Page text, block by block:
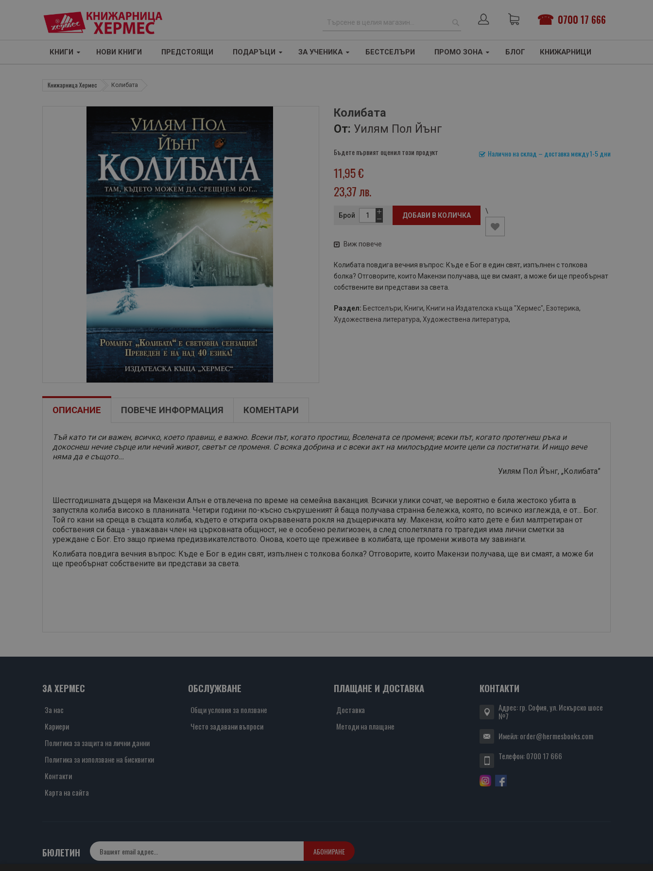
0700 17 666
р
ТЪРСЕНЕ
КНИГИ НОВИ КНИГИ ПРЕДСТОЯЩИ ПОДАРЪЦИ ЗА УЧЕНИКА БЕСТСЕЛЪРИ ПРОМО ЗОНА БЛОГ КНИЖАРНИЦИ
Книжарница Хермес Колибата
Колибата
От: Уилям Пол Йънг
Налично на склад – доставка между 1-5 дни
Бъдете първият оценил този продукт
11,95 €
23,37 лв.
Брой ДОБАВИ В КОЛИЧКА
\
Виж повече
Колибата повдига вечния въпрос: Къде е Бог в един свят, изпълнен с толкова
болка? Отговорите, които Макензи получава, ще ви смаят, а може би ще преобърнат
собствените ви представи за света.
Раздел: Бестселъри, Книги, Книги на Издателска къща "Хермес", Езотерика,
Художествена литература, Художествена литература,
ОПИСАНИЕ ПОВЕЧЕ ИНФОРМАЦИЯ КОМЕНТАРИ
Тъй като ти си важен, всичко, което правиш, е важно. Всеки път, когато простиш, Вселената се променя; всеки път, когато протегнеш ръка и
докоснеш нечие сърце или нечий живот, светът се променя. С всяка добрина и с всеки акт на милосърдие моите цели са постигнати. И нищо вече
няма да е същото...
Уилям Пол Йънг, „Колибата”
Шестгодишната дъщеря на Макензи Алън е отвлечена по време на семейна ваканция. Всички улики сочат, че вероятно е била жестоко убита в
запустяла колиба високо в планината. Четири години по-късно съкрушеният й баща получава странна бележка, която, по всичко изглежда, е от... Бог.
Той го кани на среща в същата колиба, където е открита окървавената рокля на дъщеричката му. Макензи, който като дете е бил малтретиран от
собствения си баща - уважаван член на църковната общност, не е особено религиозен, а след сполетялата го трагедия има лични сметки за
уреждане с Бог. Ето защо приема предизвикателството. Онова, което ще преживее в колибата, ще промени живота му завинаги.
Колибата повдига вечния въпрос: Къде е Бог в един свят, изпълнен с толкова болка? Отговорите, които Макензи получава, ще ви смаят, а може би
ще преобърнат собствените ви представи за света.
ЗА ХЕРМЕС
За нас
Кариери
Политика за защита на лични данни
Политика за използване на бисквитки
Контакти
Карта на сайта
ОБСЛУЖВАНЕ
Общи условия за ползване
Често задавани въпроси
ПЛАЩАНЕ И ДОСТАВКА
Доставка
Методи на плащане
КОНТАКТИ
Адрес: гр. София, ул. Искърско шосе
№7
Имейл:order@hermesbooks.com
Телефон:0700 17 666
БЮЛЕТИН АБОНИРАНЕ